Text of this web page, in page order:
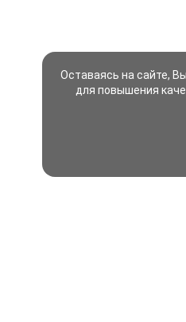
Оставаясь на сайте,
для повышения